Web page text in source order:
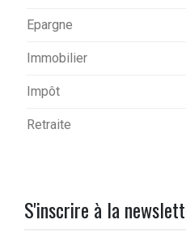
Epargne
Immobilier
Impôt
Retraite
S'inscrire à la